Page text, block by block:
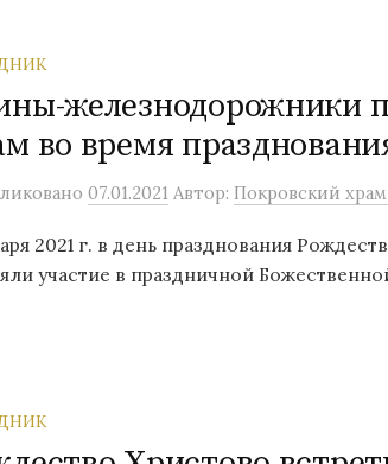
железнодорожники
во время
07.01.2021 Автор: Покровский храм
2021 г. в день празднования
участие в праздничной